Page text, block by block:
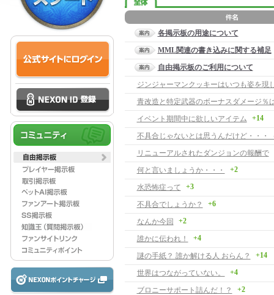
各掲示板の用途について
MML関連の書き込みに関する補足
自由掲示板のご利用について
青改造と特定武器のボーナスダメージ％
イベント期間中に欲しいアイテム
+14
不具合じゃないとは思うんだけど・・・
リニューアルされたダンジョンの報酬で
何と言いましょうか・・・ +2
水恐怖症って +3
不具合でしょうか？ +6
なんか今回 +2
誰かに伝われ！ +4
謎の手紙？ 誰か解ける人 おらん？ +14
世界はつながっていない。 +4
ブロニーサポート詰んだ！？ +2